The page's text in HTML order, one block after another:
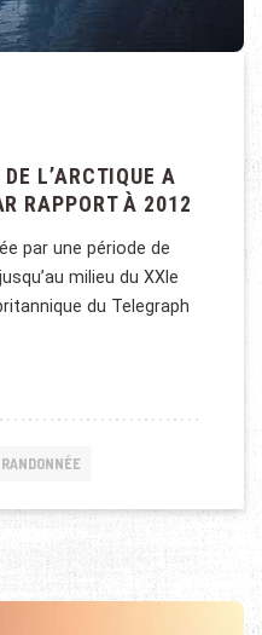
L’ARCTIQUE A
RAPPORT À 2012
par une période de
milieu du XXIe
du Telegraph
DE L’ARCTIQUE A
RANDONNÉE